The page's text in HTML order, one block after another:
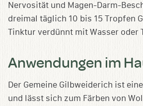
Nervosität und Magen-Darm-
dreimal täglich 10 bis 15 Tropfen
Tinktur verdünnt mit Wasser oder
Anwendungen im
Der Gemeine Gilbweiderich ist
und lässt sich zum Färben von